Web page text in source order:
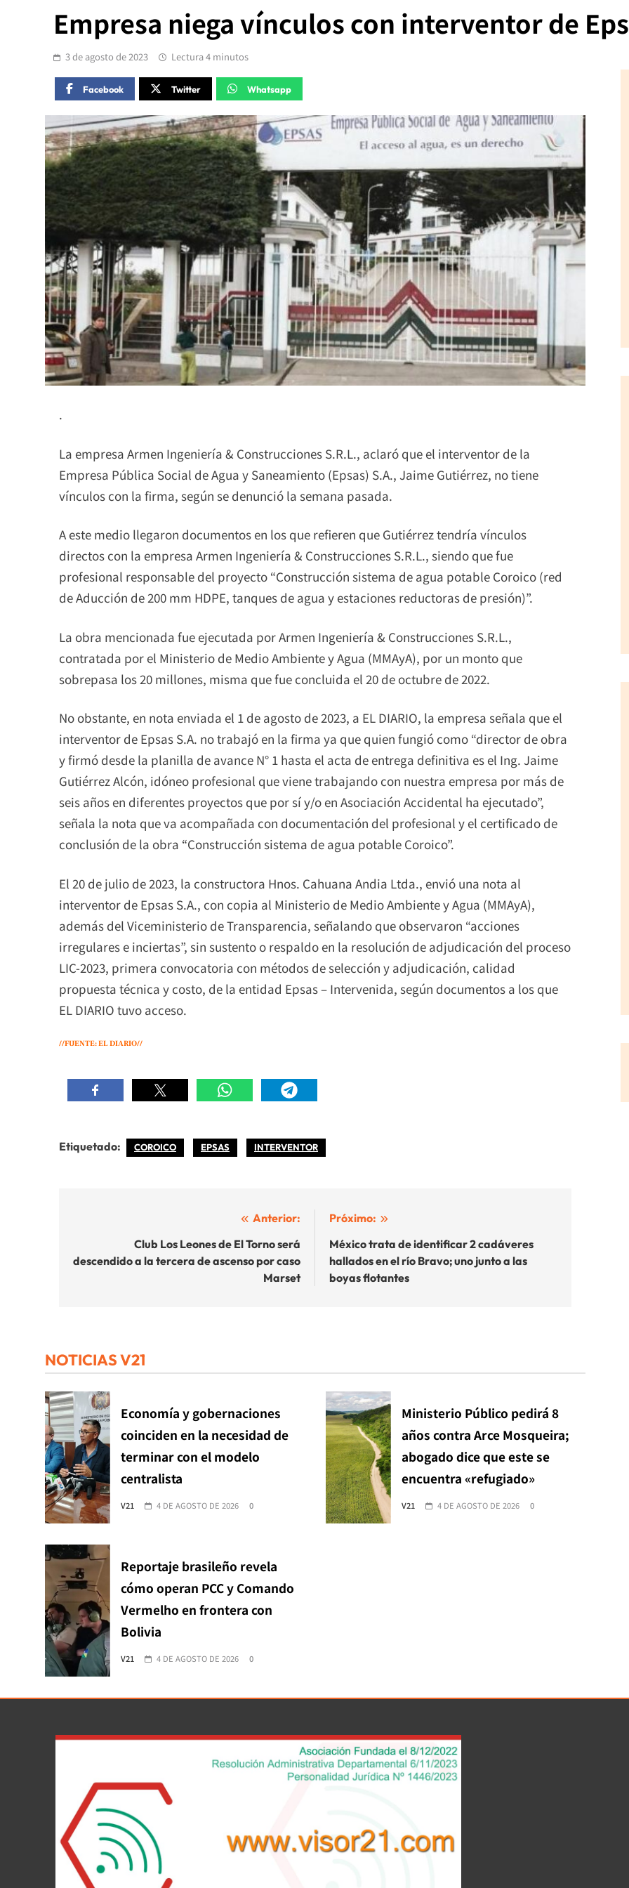
Empresa niega vínculos con interventor de
3 de agosto de 2023 Lectura 4 minutos
Facebook Twitter Whatsapp
.
La empresa Armen Ingeniería & Construcciones S.R.L., aclaró que el interventor de la
Empresa Pública Social de Agua y Saneamiento (Epsas) S.A., Jaime Gutiérrez, no tiene
vínculos con la firma, según se denunció la semana pasada.
A este medio llegaron documentos en los que refieren que Gutiérrez tendría vínculos
directos con la empresa Armen Ingeniería & Construcciones S.R.L., siendo que fue
profesional responsable del proyecto “Construcción sistema de agua potable Coroico (red
de Aducción de 200 mm HDPE, tanques de agua y estaciones reductoras de presión)”.
La obra mencionada fue ejecutada por Armen Ingeniería & Construcciones S.R.L.,
contratada por el Ministerio de Medio Ambiente y Agua (MMAyA), por un monto que
sobrepasa los 20 millones, misma que fue concluida el 20 de octubre de 2022.
No obstante, en nota enviada el 1 de agosto de 2023, a EL DIARIO, la empresa señala que el
interventor de Epsas S.A. no trabajó en la firma ya que quien fungió como “director de obra
y firmó desde la planilla de avance N° 1 hasta el acta de entrega definitiva es el Ing. Jaime
Gutiérrez Alcón, idóneo profesional que viene trabajando con nuestra empresa por más de
seis años en diferentes proyectos que por sí y/o en Asociación Accidental ha ejecutado”,
señala la nota que va acompañada con documentación del profesional y el certificado de
conclusión de la obra “Construcción sistema de agua potable Coroico”.
El 20 de julio de 2023, la constructora Hnos. Cahuana Andia Ltda., envió una nota al
interventor de Epsas S.A., con copia al Ministerio de Medio Ambiente y Agua (MMAyA),
además del Viceministerio de Transparencia, señalando que observaron “acciones
irregulares e inciertas”, sin sustento o respaldo en la resolución de adjudicación del proceso
LIC-2023, primera convocatoria con métodos de selección y adjudicación, calidad
propuesta técnica y costo, de la entidad Epsas – Intervenida, según documentos a los que
EL DIARIO tuvo acceso.
//FUENTE: EL DIARIO//
Etiquetado: COROICO EPSAS INTERVENTOR
entradas
Anterior:
Club Los Leones de El Torno será
descendido a la tercera de ascenso por caso
Marset
Próximo:
México trata de identificar 2 cadáveres
hallados en el río Bravo; uno junto a las
boyas flotantes
NOTICIAS V21
Economía y gobernaciones
coinciden en la necesidad de
terminar con el modelo
centralista
V21 4 DE AGOSTO DE 2026 0
Ministerio Público pedirá 8
años contra Arce Mosqueira;
abogado dice que este se
encuentra «refugiado»
V21 4 DE AGOSTO DE 2026 0
Reportaje brasileño revela
cómo operan PCC y Comando
Vermelho en frontera con
Bolivia
V21 4 DE AGOSTO DE 2026 0